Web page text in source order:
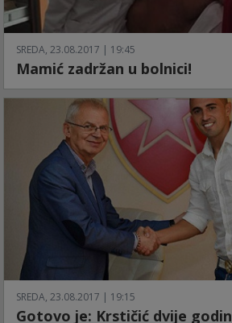
SREDA, 23.08.2017 | 19:45
Mamić zadržan u bolnici!
SREDA, 23.08.2017 | 19:15
Gotovo je: Krstičić dvije